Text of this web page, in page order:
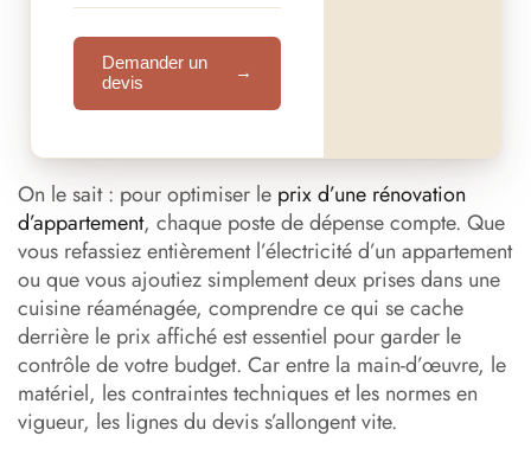
Demander un
devis
→
On le sait : pour optimiser le prix d’une rénovation
d’appartement, chaque poste de dépense compte. Que
vous refassiez entièrement l’électricité d’un appartement
ou que vous ajoutiez simplement deux prises dans une
cuisine réaménagée, comprendre ce qui se cache
derrière le prix affiché est essentiel pour garder le
contrôle de votre budget. Car entre la main-d’œuvre, le
matériel, les contraintes techniques et les normes en
vigueur, les lignes du devis s’allongent vite.